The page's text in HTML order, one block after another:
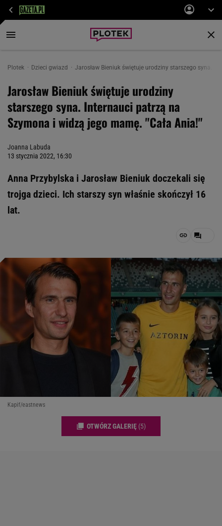
Plotek Dzieci gwiazd Jarosław Bieniuk świętuje urodziny starszego syna.
Jarosław Bieniuk świętuje urodziny
starszego syna. Internauci patrzą na
Szymona i widzą jego mamę. "Cała Ania!"
Joanna Labuda
13 stycznia 2022, 16:30
Anna Przybylska i Jarosław Bieniuk doczekali się
trojga dzieci. Ich starszy syn właśnie skończył 16
lat.
Kapif/eastnews
OTWÓRZ GALERIĘ (5)